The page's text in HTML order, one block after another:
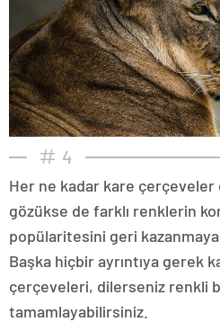
4
Her ne kadar kare
gözükse de farklı renklerin
popülaritesini geri
Başka hiçbir ayrıntıya gerek
çerçeveleri, dilerseniz renkli
tamamlayabilirsiniz.